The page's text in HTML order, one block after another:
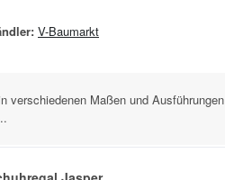
V-Baumarkt
verschiedenen Maßen und Ausführungen